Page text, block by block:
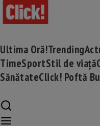
Ultima Oră!Trending
TimeSportStil de viață
SănătateClick! Poftă